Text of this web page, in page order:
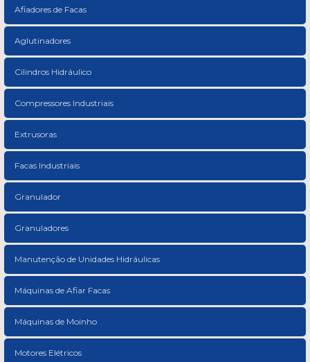
Afiadores de Facas
Aglutinadores
Cilindros Hidráulico
Compressores Industriais
Extrusoras
Facas Industriais
Granulador
Granuladores
Manutenção de Unidades Hidráulicas
Máquinas de Afiar Facas
Máquinas de Moinho
Motores Elétricos